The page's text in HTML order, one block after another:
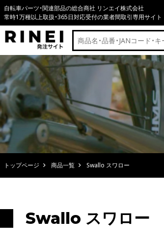
自転車パーツ・関連部品の総合商社 リンエイ株式会社
常時1万種以上取扱・365日対応受付の業者間取引専用サイト
トップページ 商品一覧 Swallo スワロー
Swallo スワロー